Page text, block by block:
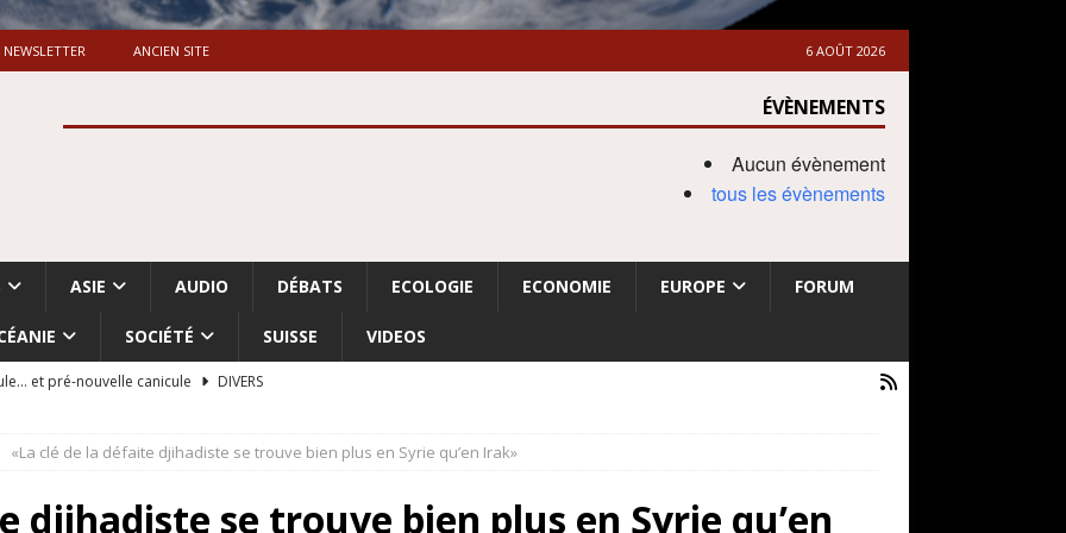
NEWSLETTER ANCIEN SITE 6 AOÛT 2026
ÉVÈNEMENTS
Aucun évènement
tous les évènements
ASIE AUDIO DÉBATS ECOLOGIE ECONOMIE EUROPE FORUM
SOCIÉTÉ SUISSE VIDEOS
et pré-nouvelle canicule
DIVERS
du nettoyage ethnique en Cisjordanie et à Gaza
ISRAËL
«La clé de la défaite djihadiste se trouve bien plus en Syrie qu’en Irak»
djihadiste se trouve bien plus en Syrie qu’en